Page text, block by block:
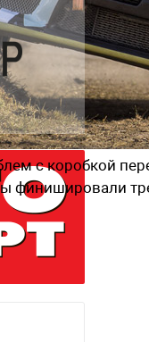
с коробкой
финишировали